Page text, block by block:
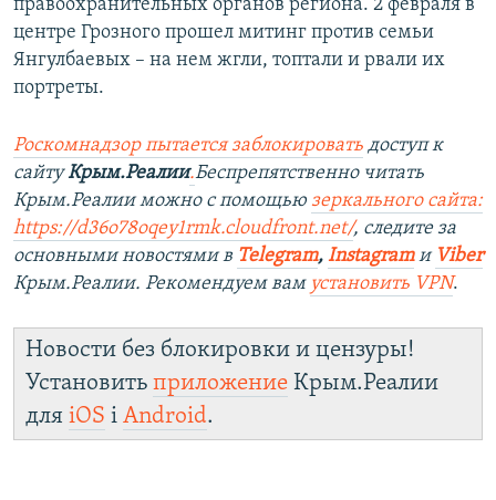
правоохранительных органов региона. 2 февраля в
центре Грозного прошел митинг против семьи
Янгулбаевых – на нем жгли, топтали и рвали их
портреты.
Роскомнадзор пытается заблокировать доступ к
сайтуКрым.Реалии.Беспрепятственно читать
Крым.Реалии можно с помощью зеркального сайта:
https://d36o78oqey1rmk.cloudfront.net/, следите за
основными новостями в Telegram, Instagramи Viber
Крым.Реалии. Рекомендуем вам установить VPN.
Новости без блокировки и цензуры!
Установить приложение Крым.Реалии
для iOS і Android.